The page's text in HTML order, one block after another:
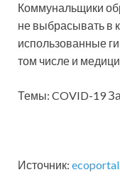
Коммунальщики
не выбрасывать в
использованные
том числе и
Темы: COVID-19
Источник: